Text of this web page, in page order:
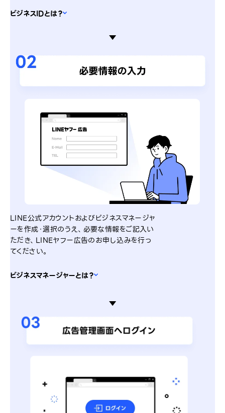
ビジネスIDとは？
LINE公式アカウントおよびビジネスマネージャ
ーを作成・選択のうえ、必要な情報をご記入い
ただき、LINEヤフー広告のお申し込みを行っ
てください。
ビジネスマネージャーとは？